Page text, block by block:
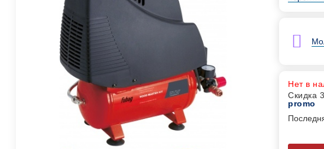
Нет в
Скидка
promo